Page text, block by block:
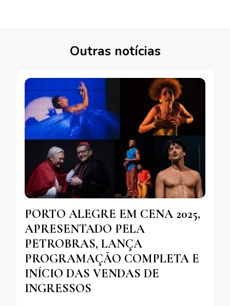
Outras notícias
PORTO ALEGRE EM CENA 2025,
APRESENTADO PELA
PETROBRAS, LANÇA
PROGRAMAÇÃO COMPLETA E
INÍCIO DAS VENDAS DE
INGRESSOS